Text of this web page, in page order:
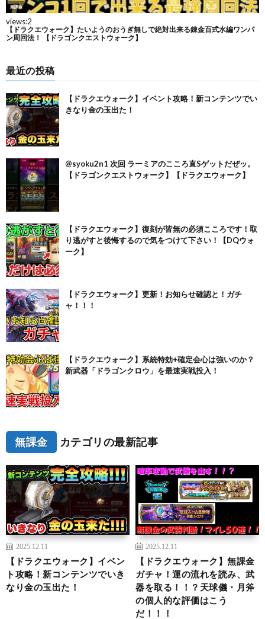
最近の投稿
【ドラクエウォーク】イベント攻略！新コンテンツでい
きなり金の玉出た！
@syoku2n1 次回 ラーミアのこころ直Sゲットだぜッ。
【ドラゴンクエストウォーク】【ドラクエウォーク】
【ドラクエウォーク】復刻が皆無の必須こころです！取
り逃がすと後悔するので気をつけて下さい！【DQウォ
ーク】
【ドラクエウォーク】更新！お知らせ確認と！ガチ
ャ！！！
【ドラクエウォーク】系統特効+確定会心は強いのか？
新武器「ドラゴンクロウ」を最速実戦投入！
無課金 カテゴリの最新記事
2025.12.11
【ドラクエウォーク】イベン
ト攻略！新コンテンツでいき
なり金の玉出た！
2025.12.11
【ドラクエウォーク】無課金
ガチャ！運の流れを読み、武
器を取る！！？天球儀・月斧
の個人的な評価はこう
だ！！！